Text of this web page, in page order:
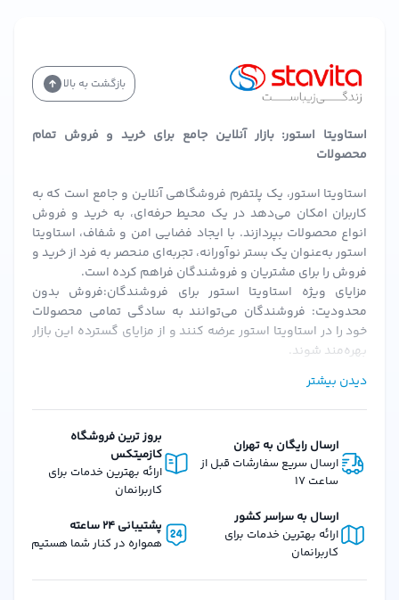
بازگشت به بالا
استاویتا استور: بازار آنلاین جامع برای خرید و فروش تمام
محصولات
استاویتا استور، یک پلتفرم فروشگاهی آنلاین و جامع است که به
کاربران امکان می‌دهد در یک محیط حرفه‌ای، به خرید و فروش
انواع محصولات بپردازند. با ایجاد فضایی امن و شفاف، استاویتا
استور به‌عنوان یک بستر نوآورانه، تجربه‌ای منحصر به فرد از خرید و
فروش را برای مشتریان و فروشندگان فراهم کرده است.
مزایای ویژه استاویتا استور برای فروشندگان:فروش بدون
محدودیت: فروشندگان می‌توانند به سادگی تمامی محصولات
خود را در استاویتا استور عرضه کنند و از مزایای گسترده این بازار
بهره‌مند شوند.
فروشندگان می‌توانند به سرعت فعالیت خود را آغاز کنند.
کمیسیون‌های منعطف: استاویتا استور با ارائه کمیسیون‌های
قابل تنظیم، شرایطی را فراهم می‌کند که فروشندگان بتوانند به
بهترین نحو از پلتفرم استفاده کنند.
امکانات و ویژگی‌های استاویتا استور برای مشتریان:تنوع گسترده
محصولات: از لوازم آرایشی، بهداشتی، عطرها و محصولات دیگر، تا
کالاهای دیجیتال و فیزیکی، استاویتا استور همه نیازهای شما را
پوشش می‌دهد.
ارسال سریع سفارش‌ها: سفارشات در استاویتا استور با سرعت و
امکان خرید قسطی: یکی از ویژگی‌های منحصر به فرد استاویتا
دیدن بیشتر
ارسال رایگان به تهران
ارسال سریع سفارشات قبل از
ساعت 17
بروز ترین فروشگاه
کازمیتکس
ارائه بهترین خدمات برای
کاربرانمان
ارسال به سراسر کشور
ارائه بهترین خدمات برای
کاربرانمان
پشتیبانی 24 ساعته
همواره در کنار شما هستیم